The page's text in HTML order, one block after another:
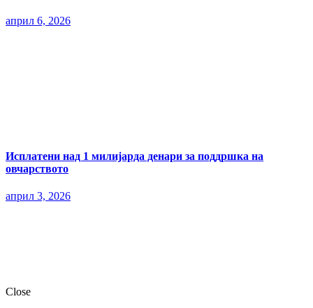
април 6, 2026
Исплатени над 1 милијарда денари за поддршка на
овчарството
април 3, 2026
Close